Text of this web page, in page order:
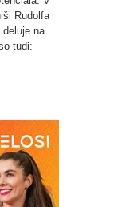
Rudolfa
na
tudi: